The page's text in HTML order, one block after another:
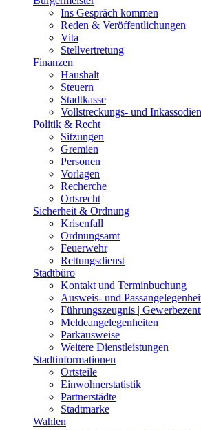
Ins Gespräch kommen
Reden & Veröffentlichungen
Vita
Stellvertretung
Finanzen
Haushalt
Steuern
Stadtkasse
Vollstreckungs- und
Politik & Recht
Sitzungen
Gremien
Personen
Vorlagen
Recherche
Ortsrecht
Sicherheit & Ordnung
Krisenfall
Ordnungsamt
Feuerwehr
Rettungsdienst
Stadtbüro
Kontakt und Terminbuchung
Ausweis- und
Führungszeugnis |
Meldeangelegenheiten
Parkausweise
Weitere Dienstleistungen
Stadtinformationen
Ortsteile
Einwohnerstatistik
Partnerstädte
Stadtmarke
Wahlen